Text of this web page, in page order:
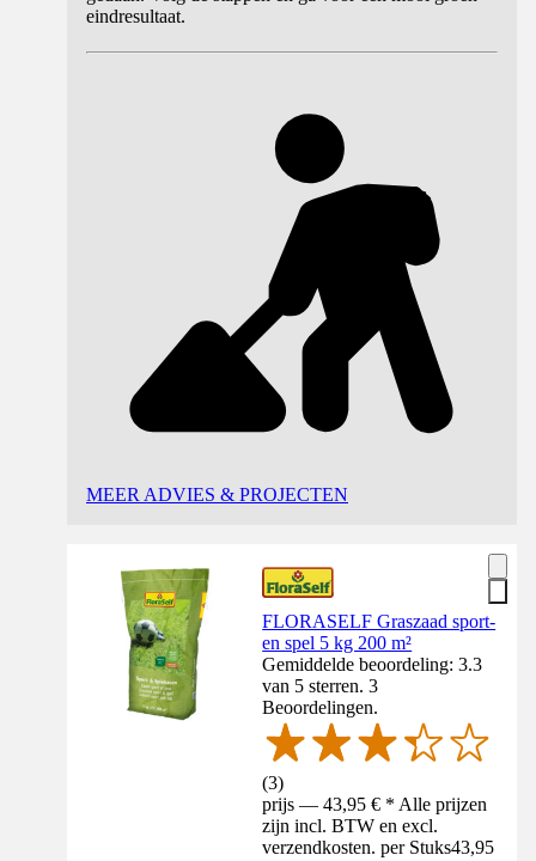
eindresultaat.
MEER ADVIES & PROJECTEN
FLORASELF Graszaad sport-
en spel 5 kg 200 m²
Gemiddelde beoordeling: 3.3
van 5 sterren. 3
Beoordelingen.
(3)
prijs — 43,95 € * Alle prijzen
zijn incl. BTW en excl.
verzendkosten. per Stuks43,95